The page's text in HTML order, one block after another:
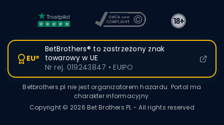
EU®
BetBrothers® to zastrzeżony znak
towarowy w UE
Nr rej. 019243847 • EUIPO
Betbrothers.pl nie jest organizatorem hazardu. Portal ma
charakter informacyjny.
Copyright © 2026 Bet Brothers PL - All rights reserved